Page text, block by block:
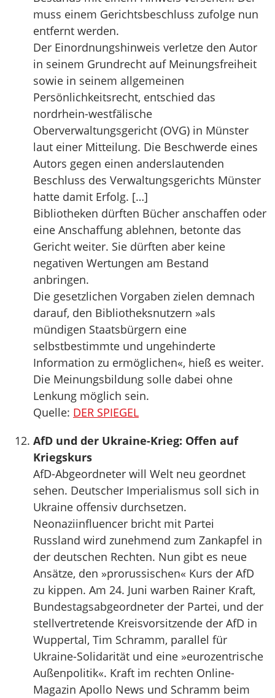
muss einem Gerichtsbeschluss zufolge nun
entfernt werden.
Der Einordnungshinweis verletze den Autor
in seinem Grundrecht auf Meinungsfreiheit
sowie in seinem allgemeinen
Persönlichkeitsrecht, entschied das
nordrhein-westfälische
Oberverwaltungsgericht (OVG) in Münster
laut einer Mitteilung. Die Beschwerde eines
Autors gegen einen anderslautenden
Beschluss des Verwaltungsgerichts Münster
hatte damit Erfolg. […]
Bibliotheken dürften Bücher anschaffen oder
eine Anschaffung ablehnen, betonte das
Gericht weiter. Sie dürften aber keine
negativen Wertungen am Bestand
anbringen.
Die gesetzlichen Vorgaben zielen demnach
darauf, den Bibliotheksnutzern »als
mündigen Staatsbürgern eine
selbstbestimmte und ungehinderte
Information zu ermöglichen«, hieß es weiter.
Die Meinungsbildung solle dabei ohne
Lenkung möglich sein.
Quelle: DER SPIEGEL
AfD und der Ukraine-Krieg: Offen auf
Kriegskurs
AfD-Abgeordneter will Welt neu geordnet
sehen. Deutscher Imperialismus soll sich in
Ukraine offensiv durchsetzen.
Neonaziinfluencer bricht mit Partei
Russland wird zunehmend zum Zankapfel in
der deutschen Rechten. Nun gibt es neue
Ansätze, den »prorussischen« Kurs der AfD
zu kippen. Am 24. Juni warben Rainer Kraft,
Bundestagsabgeordneter der Partei, und der
stellvertretende Kreisvorsitzende der AfD in
Wuppertal, Tim Schramm, parallel für
Ukraine-Solidarität und eine »eurozentrische
Außenpolitik«. Kraft im rechten Online-
Magazin Apollo News und Schramm beim